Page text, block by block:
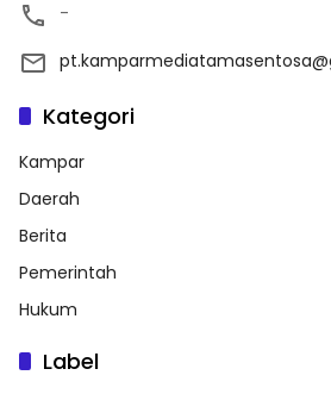
-
Kategori
Kampar
Daerah
Berita
Pemerintah
Hukum
Label